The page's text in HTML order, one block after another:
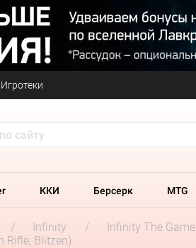
Игротеки
ККИ Берсерк MTG
Infinity Infinity The Game
Rifle, Blitzen)